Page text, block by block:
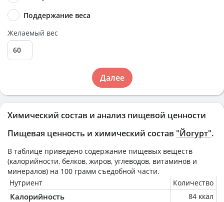
Химический состав и анализ пищевой ценности
Пищевая ценность и химический состав "Йогурт".
В таблице приведено содержание пищевых веществ
(калорийности, белков, жиров, углеводов, витаминов и
минералов) на 100 грамм съедобной части.
Нутриент
Количество
Калорийность
84 ккал
Поддержание веса
Желаемый вес
Далее